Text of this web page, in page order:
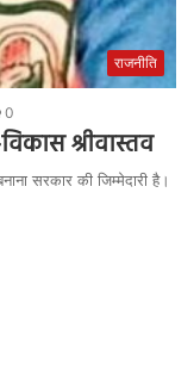
राजनीति
0
श्रीवास्तव
सरकार की जिम्मेदारी है।